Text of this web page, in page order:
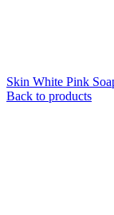
Skin White Pink
Back to products